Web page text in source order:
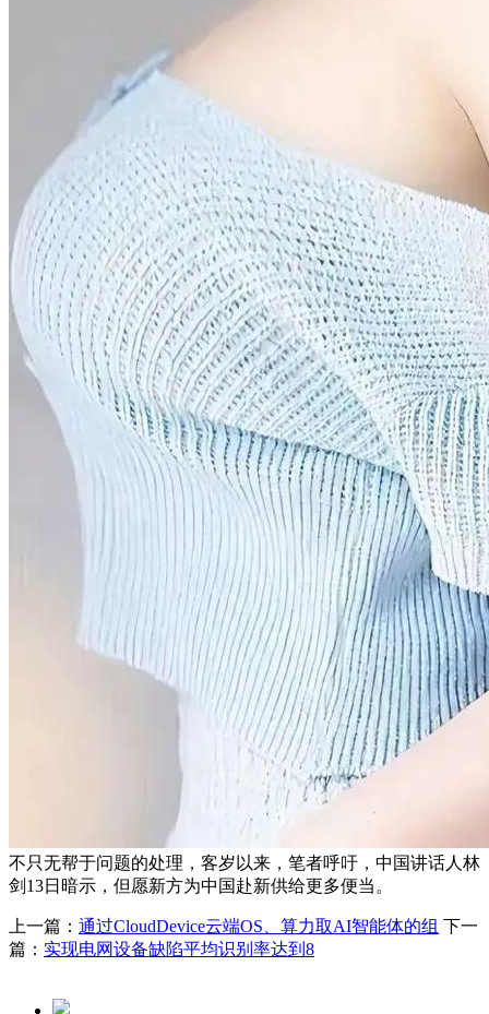
不只无帮于问题的处理，客岁以来，笔者呼吁，中国讲话人林
剑13日暗示，但愿新方为中国赴新供给更多便当。
上一篇： 通过CloudDevice云端OS、算力取AI智能体的组 下一
篇： 实现电网设备缺陷平均识别率达到8